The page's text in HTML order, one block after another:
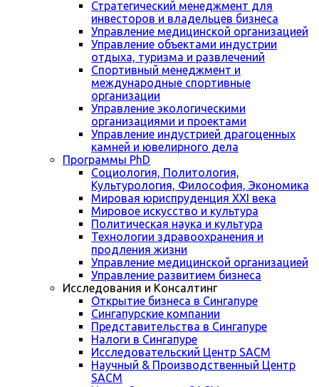
Стратегический менеджмент для
инвесторов и владельцев бизнеса
Управление медицинской организацией
Управление объектами индустрии
отдыха, туризма и развлечений
Спортивный менеджмент и
международные спортивные
организации
Управление экологическими
организациями и проектами
Управление индустрией драгоценных
камней и ювелирного дела
Программы PhD
Социология, Политология,
Культурология, Философия, Экономика
Мировая юриспруденция XXI века
Мировое искусство и культура
Политическая наука и культура
Технологии здравоохранения и
продления жизни
Управление медицинской организацией
Управление развитием бизнеса
Исследования и Консалтинг
Открытие бизнеса в Сингапуре
Сингапурские компании
Представительства в Сингапуре
Налоги в Сингапуре
Исследовательский Центр SACM
Научный & Производственный Центр
SACM